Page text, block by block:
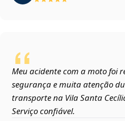
Meu acidente com a moto foi
segurança e muita atenção
transporte na Vila Santa
Serviço confiável.